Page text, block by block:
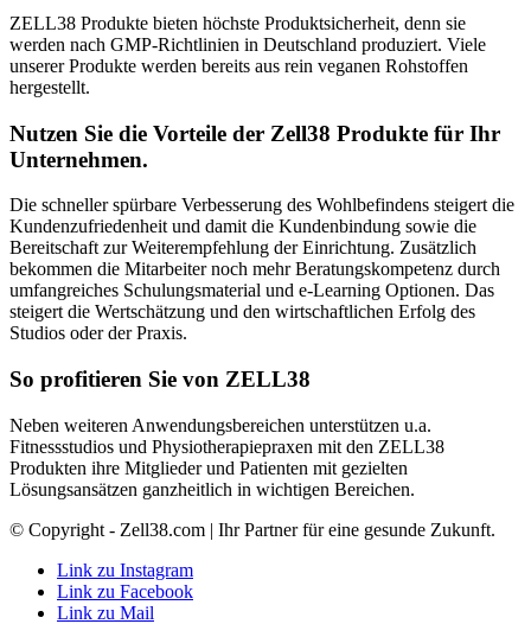
ZELL38 Produkte bieten höchste Produktsicherheit, denn sie
werden nach GMP-Richtlinien in Deutschland produziert. Viele
unserer Produkte werden bereits aus rein veganen Rohstoffen
hergestellt.
Nutzen Sie die Vorteile der Zell38 Produkte für Ihr
Unternehmen.
Die schneller spürbare Verbesserung des Wohlbefindens steigert die
Kundenzufriedenheit und damit die Kundenbindung sowie die
Bereitschaft zur Weiterempfehlung der Einrichtung. Zusätzlich
bekommen die Mitarbeiter noch mehr Beratungskompetenz durch
umfangreiches Schulungsmaterial und e-Learning Optionen. Das
steigert die Wertschätzung und den wirtschaftlichen Erfolg des
Studios oder der Praxis.
So profitieren Sie von ZELL38
Neben weiteren Anwendungsbereichen unterstützen u.a.
Fitnessstudios und Physiotherapiepraxen mit den ZELL38
Produkten ihre Mitglieder und Patienten mit gezielten
Lösungsansätzen ganzheitlich in wichtigen Bereichen.
© Copyright - Zell38.com | Ihr Partner für eine gesunde Zukunft.
Link zu Instagram
Link zu Facebook
Link zu Mail